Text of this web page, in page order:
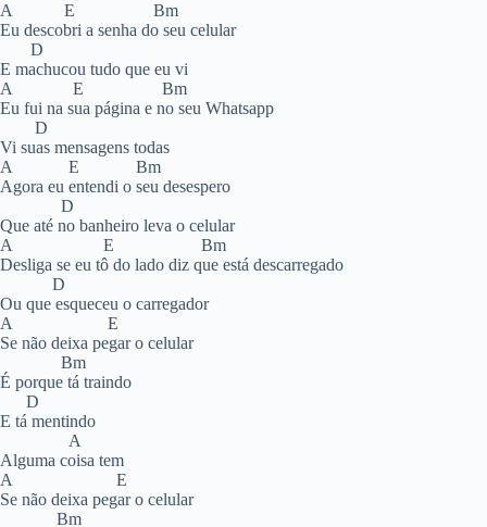
A E Bm
Eu descobri a senha do seu celular
D
E machucou tudo que eu vi
A E Bm
Eu fui na sua página e no seu Whatsapp
D
Vi suas mensagens todas
A E Bm
Agora eu entendi o seu desespero
D
Que até no banheiro leva o celular
A E Bm
Desliga se eu tô do lado diz que está descarregado
D
Ou que esqueceu o carregador
A E
Se não deixa pegar o celular
Bm
É porque tá traindo
D
E tá mentindo
A
Alguma coisa tem
A E
Se não deixa pegar o celular
Bm